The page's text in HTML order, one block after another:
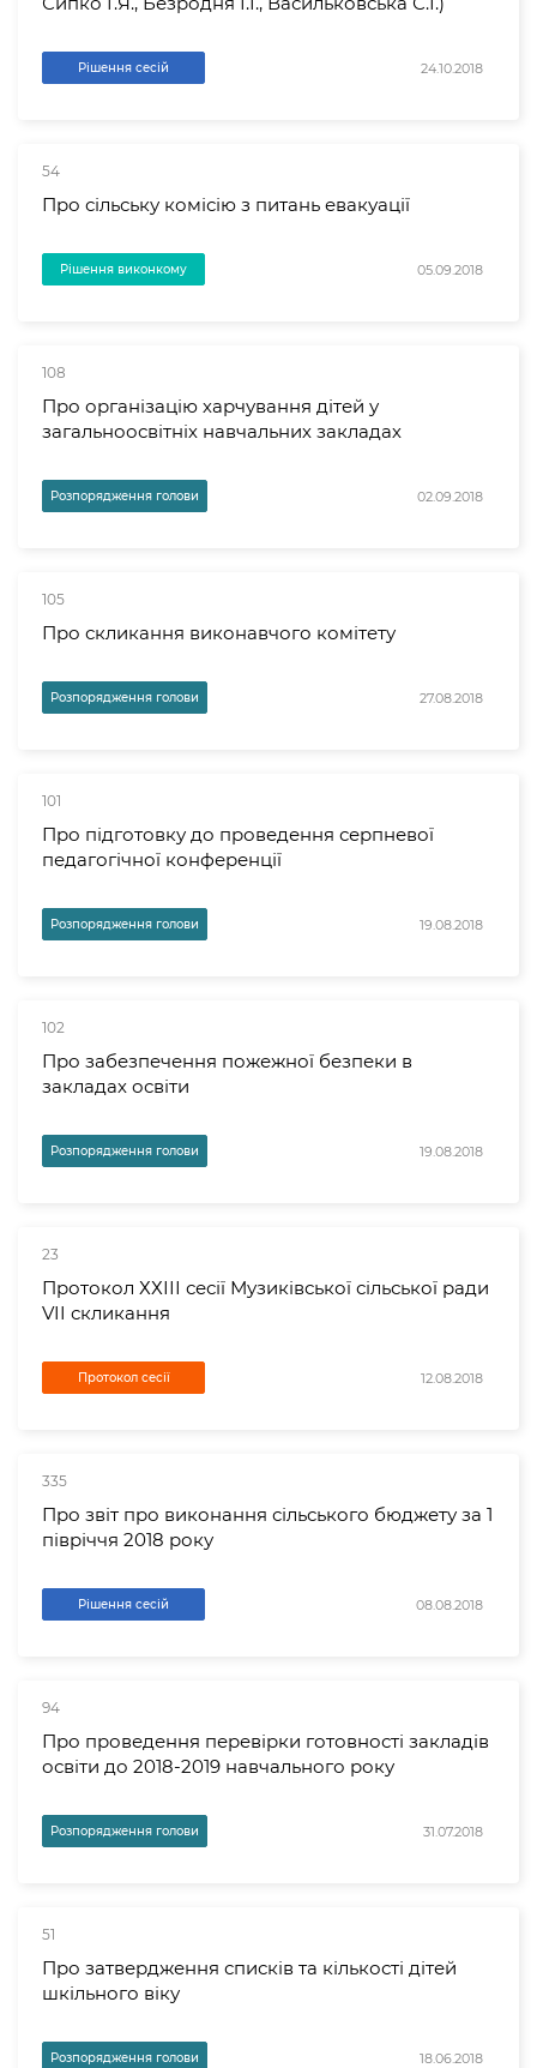
Рішення сесій 24.10.2018
54
Про сільську комісію з питань евакуації
Рішення виконкому 05.09.2018
108
Про організацію харчування дітей у
загальноосвітніх навчальних закладах
Розпорядження голови 02.09.2018
105
Про скликання виконавчого комітету
Розпорядження голови 27.08.2018
101
Про підготовку до проведення серпневої
педагогічної конференції
Розпорядження голови 19.08.2018
102
Про забезпечення пожежної безпеки в
закладах освіти
Розпорядження голови 19.08.2018
23
Протокол ХХІІІ сесії Музиківської сільської ради
VII скликання
Протокол сесії 12.08.2018
335
Про звіт про виконання сільського бюджету за 1
півріччя 2018 року
Рішення сесій 08.08.2018
94
Про проведення перевірки готовності закладів
освіти до 2018-2019 навчального року
Розпорядження голови 31.07.2018
51
Про затвердження списків та кількості дітей
шкільного віку
Розпорядження голови 18.06.2018